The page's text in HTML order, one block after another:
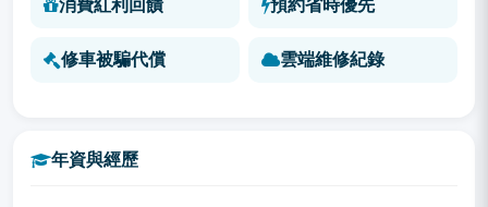
消費紅利回饋 預約省時優先
修車被騙代償 雲端維修紀錄
年資與經歷